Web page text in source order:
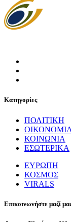
Κατηγορίες
ΠΟΛΙΤΙΚΗ
ΟΙΚΟΝΟΜΙΑ
ΚΟΙΝΩΝΙΑ
ΕΣΩΤΕΡΙΚΑ
ΕΥΡΩΠΗ
ΚΟΣΜΟΣ
VIRALS
Επικοινωνήστε μαζί